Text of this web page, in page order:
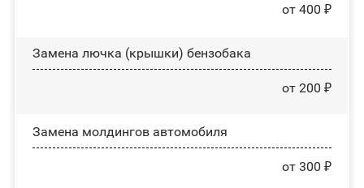
от 400 ₽
Замена лючка (крышки) бензобака
от 200 ₽
Замена молдингов автомобиля
от 300 ₽